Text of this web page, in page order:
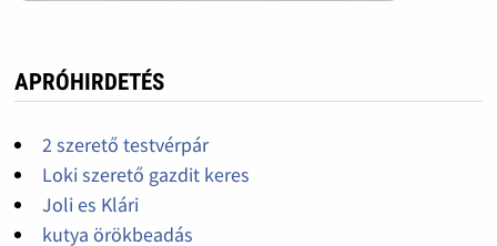
APRÓHIRDETÉS
2 szerető testvérpár
Loki szerető gazdit keres
Joli es Klári
kutya örökbeadás